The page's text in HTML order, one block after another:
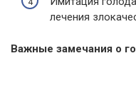
лечения
Важные замечания о